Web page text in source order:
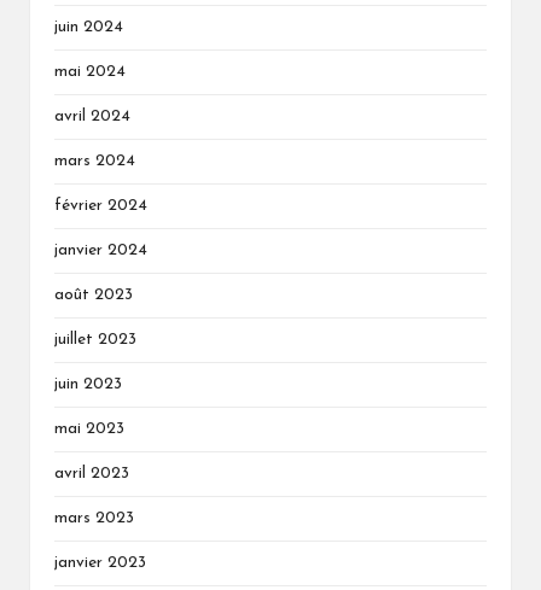
juin 2024
mai 2024
avril 2024
mars 2024
février 2024
janvier 2024
août 2023
juillet 2023
juin 2023
mai 2023
avril 2023
mars 2023
janvier 2023